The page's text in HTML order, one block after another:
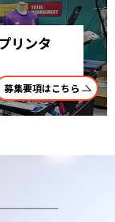
リンタ
募集要項はこちら